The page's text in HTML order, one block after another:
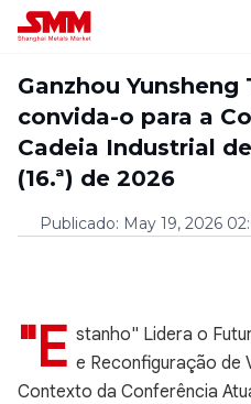
Ganzhou Yunsheng
convida-o para a
Cadeia Industrial
(16.ª) de 2026
Publicado: May 19, 2026
"E stanho" Lidera o
e Reconfiguração de
Contexto da Conferência